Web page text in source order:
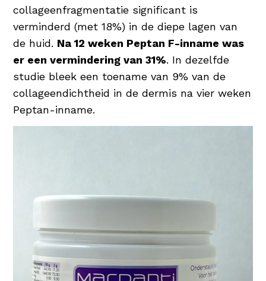
collageenfragmentatie significant is
verminderd (met 18%) in de diepe lagen van
de huid. Na 12 weken Peptan F-inname was
er een vermindering van 31%. In dezelfde
studie bleek een toename van 9% van de
collageendichtheid in de dermis na vier weken
Peptan-inname.